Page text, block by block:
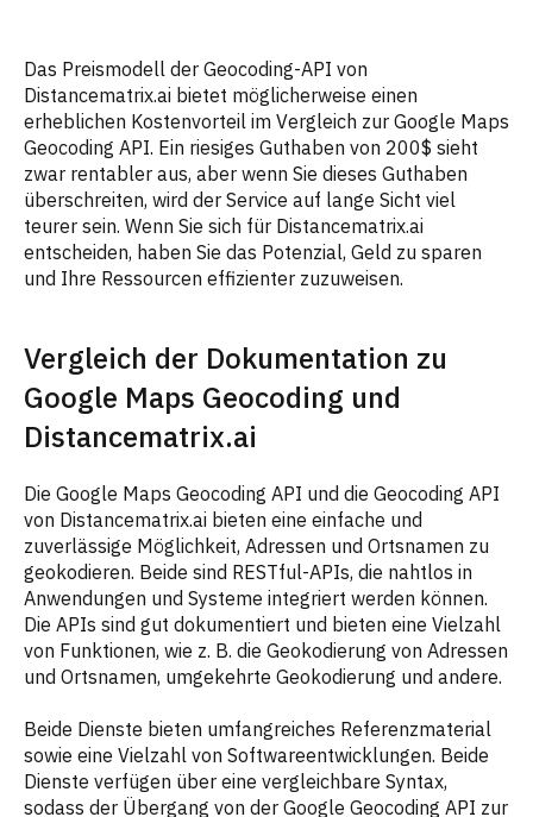
Das Preismodell der Geocoding-API von
Distancematrix.ai bietet möglicherweise einen
erheblichen Kostenvorteil im Vergleich zur Google Maps
Geocoding API. Ein riesiges Guthaben von 200$ sieht
zwar rentabler aus, aber wenn Sie dieses Guthaben
überschreiten, wird der Service auf lange Sicht viel
teurer sein. Wenn Sie sich für Distancematrix.ai
entscheiden, haben Sie das Potenzial, Geld zu sparen
und Ihre Ressourcen effizienter zuzuweisen.
Vergleich der Dokumentation zu
Google Maps Geocoding und
Distancematrix.ai
Die Google Maps Geocoding API und die Geocoding API
von Distancematrix.ai bieten eine einfache und
zuverlässige Möglichkeit, Adressen und Ortsnamen zu
geokodieren. Beide sind RESTful-APIs, die nahtlos in
Anwendungen und Systeme integriert werden können.
Die APIs sind gut dokumentiert und bieten eine Vielzahl
von Funktionen, wie z. B. die Geokodierung von Adressen
und Ortsnamen, umgekehrte Geokodierung und andere.
Beide Dienste bieten umfangreiches Referenzmaterial
sowie eine Vielzahl von Softwareentwicklungen. Beide
Dienste verfügen über eine vergleichbare Syntax,
sodass der Übergang von der Google Geocoding API zur